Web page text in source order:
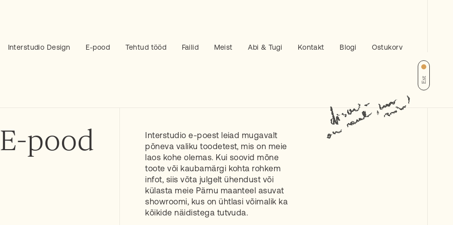
Interstudio Design E-pood Tehtud tööd Failid Meist Abi & Tugi Kontakt Blogi Ostukorv
Est
E-pood
Interstudio e-poest leiad mugavalt
põneva valiku toodetest, mis on meie
laos kohe olemas. Kui soovid mõne
toote või kaubamärgi kohta rohkem
infot, siis võta julgelt ühendust või
külasta meie Pärnu maanteel asuvat
showroomi, kus on ühtlasi võimalik ka
kõikide näidistega tutvuda.